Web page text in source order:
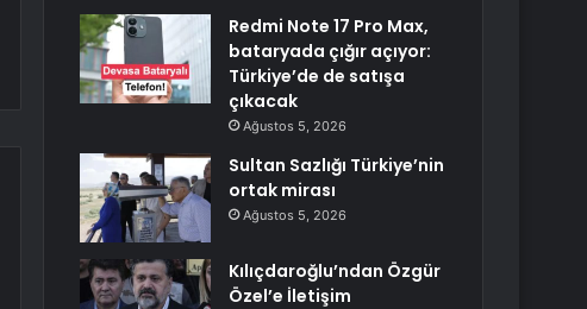
Redmi Note 17 Pro Max,
bataryada çığır açıyor:
Türkiye’de de satışa
çıkacak
Ağustos 5, 2026
Sultan Sazlığı Türkiye’nin
ortak mirası
Ağustos 5, 2026
Kılıçdaroğlu’ndan Özgür
Özel’e İletişim